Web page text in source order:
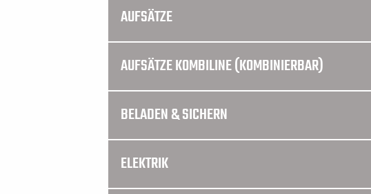
AUFSÄTZE
AUFSÄTZE KOMBILINE (KOMBINIERBAR)
BELADEN & SICHERN
ELEKTRIK